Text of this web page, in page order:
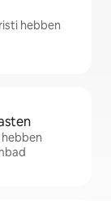
hebben